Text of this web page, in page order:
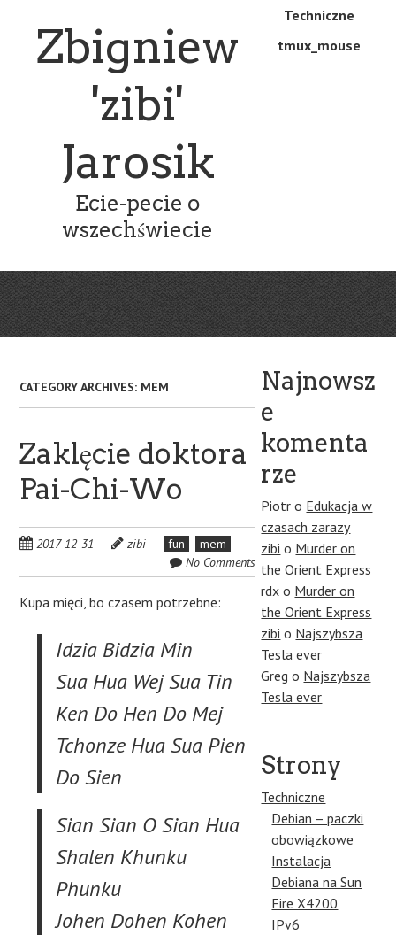
Zbigniew
'zibi'
Jarosik
Ecie-pecie o
wszechświecie
Menu
content
Techniczne
tmux_mouse
CATEGORY ARCHIVES: MEM
Zaklęcie doktora
Pai-Chi-Wo
2017-12-31 zibi fun
mem
No Comments
Kupa mięci, bo czasem potrzebne:
Idzia Bidzia Min
Sua Hua Wej Sua Tin
Ken Do Hen Do Mej
Tchonze Hua Sua Pien
Do Sien
Sian Sian O Sian Hua
Shalen Khunku
Phunku
Johen Dohen Kohen
Najnowsz
e
komenta
rze
Piotr o Edukacja w
czasach zarazy
zibi o Murder on
the Orient Express
rdx o Murder on
the Orient Express
zibi o Najszybsza
Tesla ever
Greg o Najszybsza
Tesla ever
Strony
Techniczne
Debian – paczki
obowiązkowe
Instalacja
Debiana na Sun
Fire X4200
IPv6